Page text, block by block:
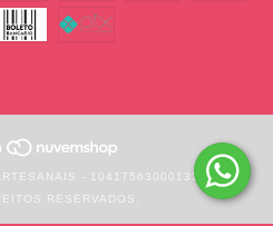
- 10417563000133 - 2026.
RESERVADOS.